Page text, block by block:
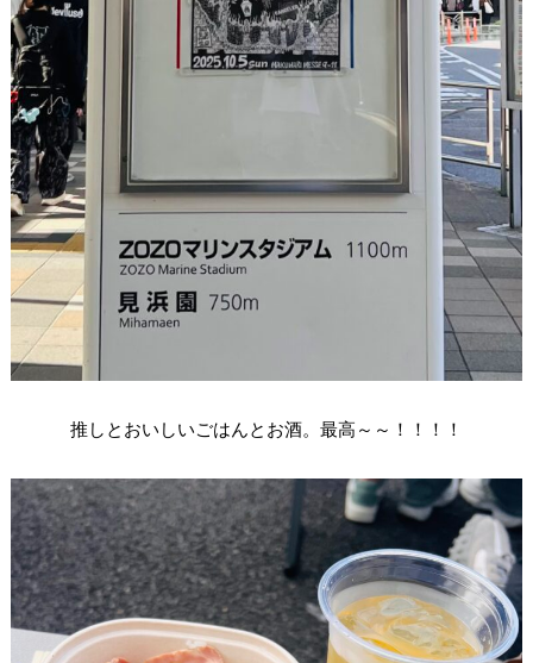
推しとおいしいごはんとお酒。最高～～！！！！